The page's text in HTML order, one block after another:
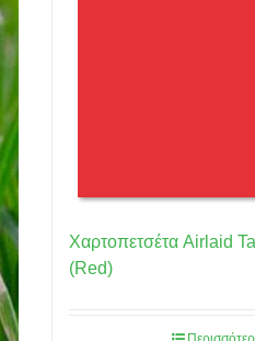
Χαρτοπετσέτα Airlaid
(Red)